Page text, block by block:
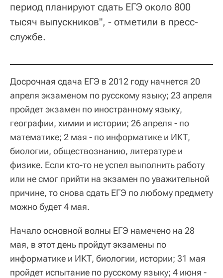
период планируют сдать ЕГЭ около 800
тысяч выпускников", - отметили в пресс-
службе.
Досрочная сдача ЕГЭ в 2012 году начнется 20
апреля экзаменом по русскому языку; 23 апреля
пройдет экзамен по иностранному языку,
географии, химии и истории; 26 апреля - по
математике; 2 мая - по информатике и ИКТ,
биологии, обществознанию, литературе и
физике. Если кто-то не успел выполнить работу
или не смог прийти на экзамен по уважительной
причине, то снова сдать ЕГЭ по любому предмету
можно будет 4 мая.
Начало основной волны ЕГЭ намечено на 28
мая, в этот день пройдут экзамены по
информатике и ИКТ, биологии, истории; 31 мая
пройдет испытание по русскому языку; 4 июня -